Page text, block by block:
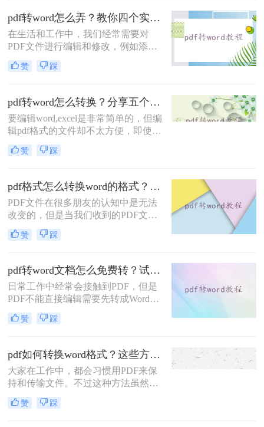
pdf转word怎么弄？教你四个实用方法！
在生活和工作中，我们经常需要对
PDF文件进行编辑和修改，例如添加
水印、超链接、插入或删除图片等操
作。然而，这些操作不能直接在PDF
其转换为Word文件进行编辑。如果你
不知道pdf转word怎么弄，别担心，下
面我给大家介绍几种超实用的方法!
赞 踩
pdf转word怎么转换？分享五个常用的转换方法！
要编辑word,excel是非常简单的，但编
辑pdf格式的文件却不太方便，即使是
在很多小伙伴的电脑里，也没有工具
来打开pdf文件。对于pdf格式的文件
pdf转word怎么转换呢？今天，小编就
给大家带来pdf转word的操作方法。
赞 踩
pdf格式怎么转换word的格式？教你五种好用的方法！
PDF文件在很多朋友的认知中是无法
改变的，但是当我们收到的PDF文件
出现问题时，如何编辑和改变文件中
的内容呢？事实上，只要你掌握了一
易地解决PDF难以编辑的问题。例
如，将pdf格式转换word的格式，以便
于编辑文档中的内容。你现在知道pdf
格式怎么转换word的格式吗？不清楚
的合作伙伴可以尝试遵循以下内容。
我相信你很快就能学会pdf转word的方
赞 踩
pdf转word文档怎么免费转？试试这些方式！
日常工作中经常会接触到PDF，但是
PDF不能直接编辑需要先转成Word才
能方便修改，那pdf转word文档怎么免
费转？今天师兄就给大家分享三种简
藏！
赞 踩
pdf如何转换word格式？这些方法轻松免费转换！
大家在工作中，都会习惯用PDF来保
持和传输文件。不过这种方法虽然很
很好的保护了文件的安全性，但是当
我们需要对PDF文件进行编辑的时候
赞 踩